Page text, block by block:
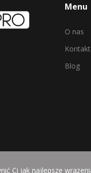
Menu
O nas
Kontakt
Blog
| Realizacja: Mamy
Ci jak najlepsze